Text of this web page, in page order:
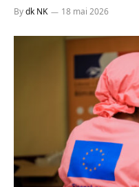
Bydk NK 18 mai 2026